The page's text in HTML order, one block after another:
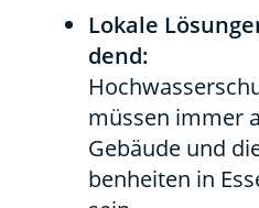
Loka­le
dend:
müs­sen immer
Gebäu­de und
ben­hei­ten in